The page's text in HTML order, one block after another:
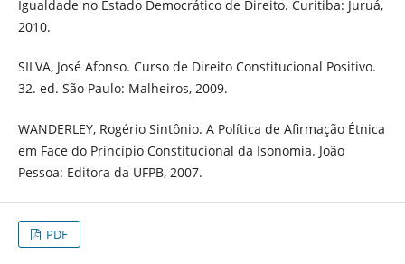
Igualdade no Estado Democrático de Direito. Curitiba: Juruá,
2010.
SILVA, José Afonso. Curso de Direito Constitucional Positivo.
32. ed. São Paulo: Malheiros, 2009.
WANDERLEY, Rogério Sintônio. A Política de Afirmação Étnica
em Face do Princípio Constitucional da Isonomia. João
Pessoa: Editora da UFPB, 2007.
PDF